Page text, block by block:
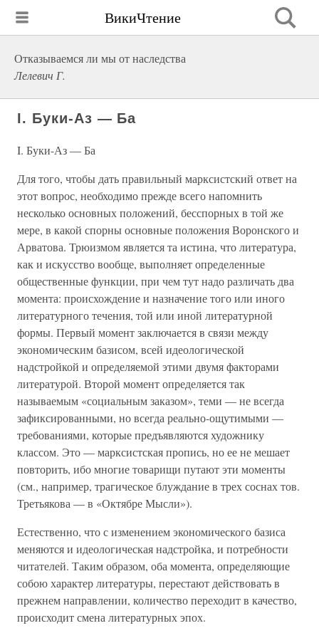
ВикиЧтение
Отказываемся ли мы от наследства
Лелевич Г.
I. Буки-Аз — Ба
I. Буки-Аз — Ба
Для того, чтобы дать правильный марксистский ответ на
этот вопрос, необходимо прежде всего напомнить
несколько основных положений, бесспорных в той же
мере, в какой спорны основные положения Воронского и
Арватова. Трюизмом является та истина, что литература,
как и искусство вообще, выполняет определенные
общественные функции, при чем тут надо различать два
момента: происхождение и назначение того или иного
литературного течения, той или иной литературной
формы. Первый момент заключается в связи между
экономическим базисом, всей идеологической
надстройкой и определяемой этими двумя факторами
литературой. Второй момент определяется так
называемым «социальным заказом», теми — не всегда
зафиксированными, но всегда реально-ощутимыми —
требованиями, которые предъявляются художнику
классом. Это — марксистская пропись, но ее не мешает
повторить, ибо многие товарищи путают эти моменты
(см., например, трагическое блуждание в трех соснах тов.
Третьякова — в «Октябре Мысли»).
Естественно, что с изменением экономического базиса
меняются и идеологическая надстройка, и потребности
читателей. Таким образом, оба момента, определяющие
собою характер литературы, перестают действовать в
прежнем направлении, количество переходит в качество,
происходит смена литературных эпох.